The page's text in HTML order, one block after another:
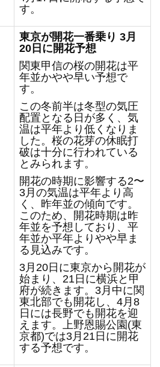
す。
東京が開花一番乗り 3月
20日に開花予想
関東甲信の桜の開花は平
年並かやや早い予想で
す。
この冬前半は冬型の気圧
配置となる日が多く、気
温は平年より低くなりま
した。桜の花芽の休眠打
破は十分に行われている
とみられます。
開花の時期に影響する2〜
3月の気温は平年より高
く、昨年並の傾向です。
このため、開花時期は昨
年並を予想しており、平
年並か平年よりやや早ま
る見込みです。
3月20日に東京から開花が
始まり、21日に横浜と甲
府が続きます。3月中に関
東北部でも開花し、4月8
日には長野でも開花を迎
えます。上野恩賜公園(東
京都)では3月21日に開花
する予想です。